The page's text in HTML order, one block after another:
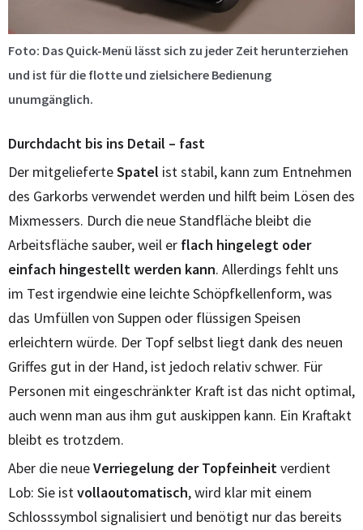
Foto: Das Quick-Menü lässt sich zu jeder Zeit herunterziehen
und ist für die flotte und zielsichere Bedienung
unumgänglich.
Durchdacht bis ins Detail – fast
Der mitgelieferteSpatel ist stabil, kann zum Entnehmen
des Garkorbs verwendet werden und hilft beim Lösen des
Mixmessers. Durch die neue Standfläche bleibt die
Arbeitsfläche sauber, weil er flach hingelegt oder
einfach hingestellt werden kann. Allerdings fehlt uns
im Test irgendwie eine leichte Schöpfkellenform, was
das Umfüllen von Suppen oder flüssigen Speisen
erleichtern würde. Der Topf selbst liegt dank des neuen
Griffes gut in der Hand, ist jedoch relativ schwer. Für
Personen mit eingeschränkter Kraft ist das nicht optimal,
auch wenn man aus ihm gut auskippen kann. Ein Kraftakt
bleibt es trotzdem.
Aber die neueVerriegelung der Topfeinheit verdient
Lob: Sie ist vollaoutomatisch, wird klar mit einem
Schlosssymbol signalisiert und benötigt nur das bereits